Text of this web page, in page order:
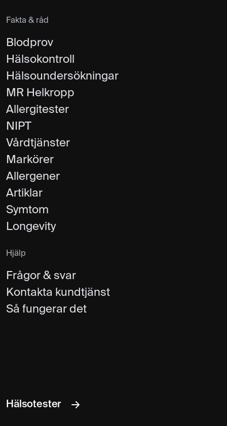
Fakta & råd
Blodprov
Hälsokontroll
Hälsoundersökningar
MR Helkropp
Allergitester
NIPT
Vårdtjänster
Markörer
Allergener
Artiklar
Symtom
Longevity
Hjälp
Frågor & svar
Kontakta kundtjänst
Så fungerar det
Hälsotester